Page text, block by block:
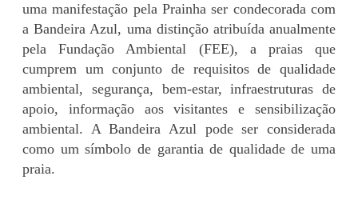
uma manifestação pela Prainha ser condecorada com
a Bandeira Azul, uma distinção atribuída anualmente
pela Fundação Ambiental (FEE), a praias que
cumprem um conjunto de requisitos de qualidade
ambiental, segurança, bem-estar, infraestruturas de
apoio, informação aos visitantes e sensibilização
ambiental. A Bandeira Azul pode ser considerada
como um símbolo de garantia de qualidade de uma
praia.